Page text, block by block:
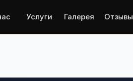
Услуги Галерея Отзывы